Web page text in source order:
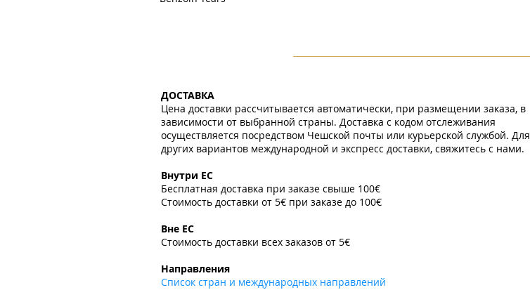
ДОСТАВКА
Цена доставки рассчитывается автоматически, при размещении заказа, в
зависимости от выбранной страны. Доставка с кодом отслеживания
осуществляется посредством Чешской почты или курьерской службой. Для
других вариантов международной и экспресс доставки, свяжитесь с нами.
Внутри ЕС
Бесплатная доставка при заказе свыше 100€
Стоимость доставки от 5€ при заказе до 100€
Вне ЕС
Стоимость доставки всех заказов от 5€
Направления
Список стран и международных направлений